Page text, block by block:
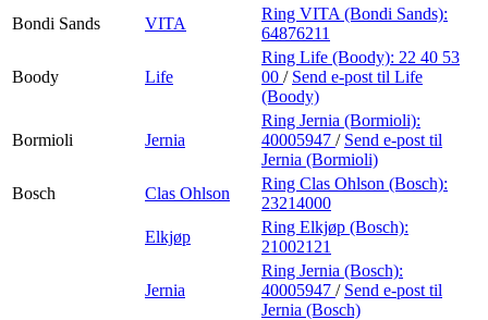
Bondi Sands
VITA
Ring VITA (Bondi Sands):
64876211
Boody Life
Ring Life (Boody): 22 40 53
00 / Send e-post til Life
(Boody)
Bormioli Jernia
Ring Jernia (Bormioli):
40005947 / Send e-post til
Jernia (Bormioli)
Bosch
Clas Ohlson
Ring Clas Ohlson (Bosch):
23214000
Elkjøp
Ring Elkjøp (Bosch):
21002121
Jernia
Ring Jernia (Bosch):
40005947 / Send e-post til
Jernia (Bosch)